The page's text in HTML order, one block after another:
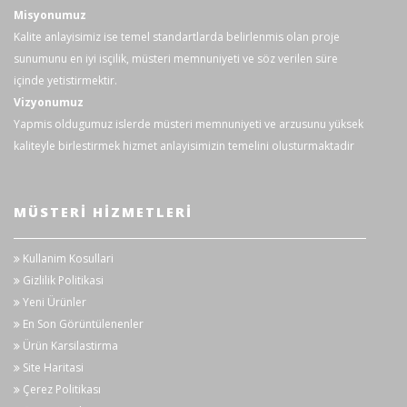
Teslimat İçeriği:
Testo 550s dijital 2 yollu manifold,
piller (4 x AA) ve kalibrasyon
protokolü dahil
2 x testo 115i kablosuz Bluetooth
kelepçe termometre
testo Smart Uygulaması (ücretsiz
indirme)
Genel teknik bilgi
Ağırlık
Misyonumuz
Kalite anlayisimiz ise temel standartlarda belirlenmis olan proje
sunumunu en iyi isçilik, müsteri memnuniyeti ve söz verilen süre
içinde yetistirmektir.
Vizyonumuz
Yapmis oldugumuz islerde müsteri memnuniyeti ve arzusunu yüksek
kaliteyle birlestirmek hizmet anlayisimizin temelini olusturmaktadir
MÜSTERI HIZMETLERI
Kullanim Kosullari
Gizlilik Politikasi
Yeni Ürünler
En Son Görüntülenenler
Ürün Karsilastirma
Site Haritasi
Çerez Politikası